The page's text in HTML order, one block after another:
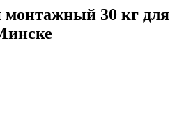
30 кг для